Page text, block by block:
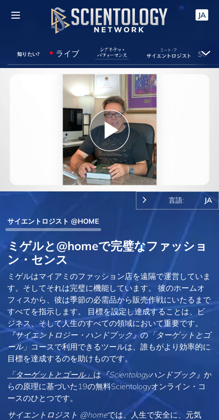
JA
知りたい? ライブ
Play
Video
言語: JA
サイエントロジスト @HOME
ミゲルと@homeで完璧なファッショ
ン・センス
ミゲルはマイアミのファッション店を遠隔で運営していま
す。そしてそれは完璧に機能しています。 彼のホームオ
フィスから、彼は季節の必需品から販売作戦にいたるまで
すべてを指示します。 目標を設定し達成することは、ビ
ジネス、そして人生のすべての領域において重要です。
『サイエントロジー・ハンドブック』の「ターゲットとゴ
ール」 コースで利用できるツールは、誰もがより効率的に
目標を達成するのを助けものです。
「ターゲットとゴール」 は 『Scientologyハンドブック』 か
らの原理に基づいた19の無料Scientologyオンライン・コ
ースのひとつです。
サイエントロジスト @homeでは、人生で安全に、元気